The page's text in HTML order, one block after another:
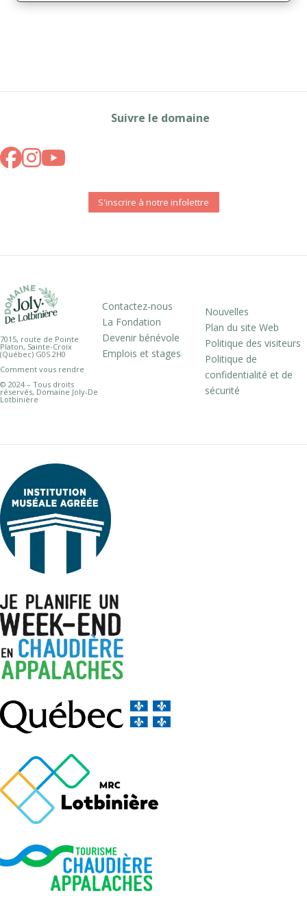
Suivre le domaine
S'inscrire à notre infolettre
7015, route de Pointe
Platon, Sainte-Croix
(Québec) G0S 2H0
Comment vous rendre
© 2024 – Tous droits
réservés, Domaine Joly-De
Lotbinière
Contactez-nous
La Fondation
Devenir bénévole
Emplois et stages
Nouvelles
Plan du site Web
Politique des visiteurs
Politique de
confidentialité et de
sécurité